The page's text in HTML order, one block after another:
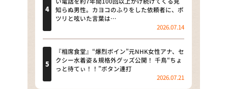
ＬＩＦＥ～夢のカタチ～
新婚さんいらっしゃい！
ポツンと一軒家
ザキ山小屋本館
知らぬ男性。カヨコのふりをした依頼者に、ポ
ツリと呟いた言葉は…
2026.07.14
『相席食堂』“爆烈ボイン”元NHK女性アナ、セ
クシー水着姿＆規格外グッズ公開！ 千鳥“ちょ
っと待てぃ！！”ボタン連打
2026.07.21